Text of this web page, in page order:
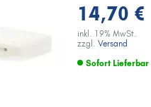
14,70 €
inkl. 19% MwSt.
zzgl. Versand
Sofort Lieferbar